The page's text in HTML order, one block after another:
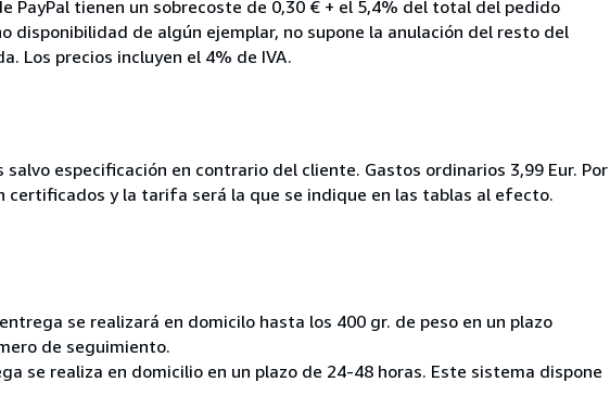
PayPal tienen un sobrecoste de 0,30 € + el 5,4% del total del pedido
disponibilidad de algún ejemplar, no supone la anulación del resto del
Los precios incluyen el 4% de IVA.
especificación en contrario del cliente. Gastos ordinarios 3,99 Eur. Por
certificados y la tarifa será la que se indique en las tablas al efecto.
se realizará en domicilo hasta los 400 gr. de peso en un plazo
de seguimiento.
se realiza en domicilio en un plazo de 24-48 horas. Este sistema dispone